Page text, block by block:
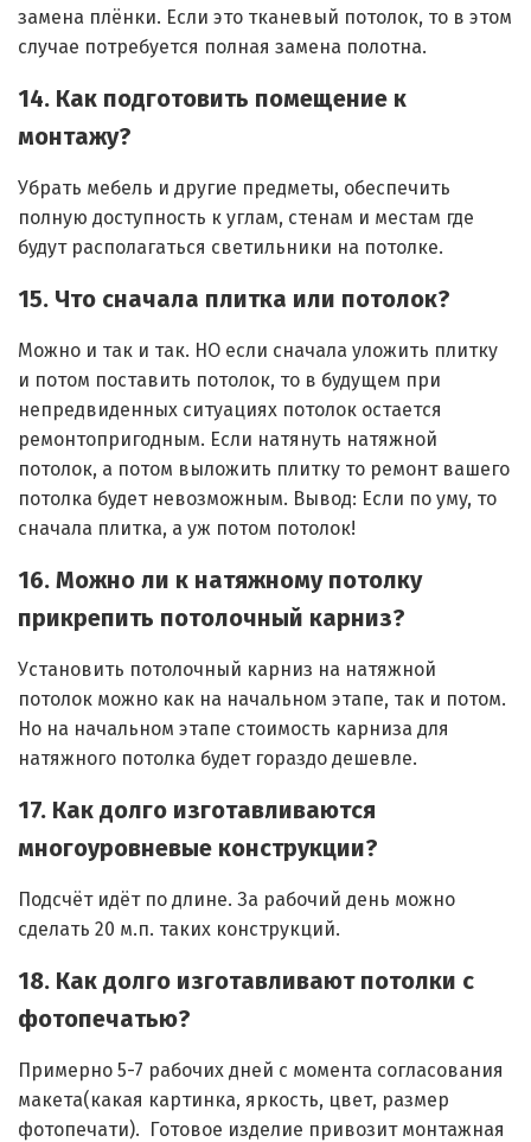
замена плёнки. Если это тканевый потолок, то в этом
случае потребуется полная замена полотна.
14. Как подготовить помещение к
монтажу?
Убрать мебель и другие предметы, обеспечить
полную доступность к углам, стенам и местам где
будут располагаться светильники на потолке.
15. Что сначала плитка или потолок?
Можно и так и так. НО если сначала уложить плитку
и потом поставить потолок, то в будущем при
непредвиденных ситуациях потолок остается
ремонтопригодным. Если натянуть натяжной
потолок, а потом выложить плитку то ремонт вашего
потолка будет невозможным. Вывод: Если по уму, то
сначала плитка, а уж потом потолок!
16. Можно ли к натяжному потолку
прикрепить потолочный карниз?
Установить потолочный карниз на натяжной
потолок можно как на начальном этапе, так и потом.
Но на начальном этапе стоимость карниза для
натяжного потолка будет гораздо дешевле.
17. Как долго изготавливаются
многоуровневые конструкции?
Подсчёт идёт по длине. За рабочий день можно
сделать 20 м.п. таких конструкций.
18. Как долго изготавливают потолки с
фотопечатью?
Примерно 5-7 рабочих дней с момента согласования
макета(какая картинка, яркость, цвет, размер
фотопечати). Готовое изделие привозит монтажная